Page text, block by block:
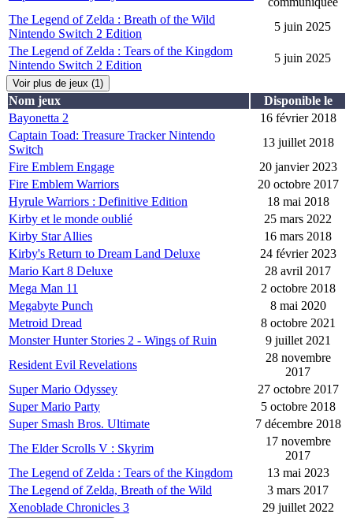
The Legend of Zelda : Breath of the Wild
Nintendo Switch 2 Edition
5 juin 2025
The Legend of Zelda : Tears of the Kingdom
Nintendo Switch 2 Edition
5 juin 2025
Voir plus de jeux (1)
Nom jeux
Disponible le
Bayonetta 2
16 février 2018
Captain Toad: Treasure Tracker Nintendo
Switch
13 juillet 2018
Fire Emblem Engage
20 janvier 2023
Fire Emblem Warriors
20 octobre 2017
Hyrule Warriors : Definitive Edition
18 mai 2018
Kirby et le monde oublié
25 mars 2022
Kirby Star Allies
16 mars 2018
Kirby's Return to Dream Land Deluxe
24 février 2023
Mario Kart 8 Deluxe
28 avril 2017
Mega Man 11
2 octobre 2018
Megabyte Punch
8 mai 2020
Metroid Dread
8 octobre 2021
Monster Hunter Stories 2 - Wings of Ruin
9 juillet 2021
Resident Evil Revelations
28 novembre
2017
Super Mario Odyssey
27 octobre 2017
Super Mario Party
5 octobre 2018
Super Smash Bros. Ultimate
7 décembre 2018
The Elder Scrolls V : Skyrim
17 novembre
2017
The Legend of Zelda : Tears of the Kingdom
13 mai 2023
The Legend of Zelda, Breath of the Wild
3 mars 2017
Xenoblade Chronicles 3
29 juillet 2022